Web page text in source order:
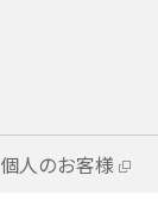
個人のお客様